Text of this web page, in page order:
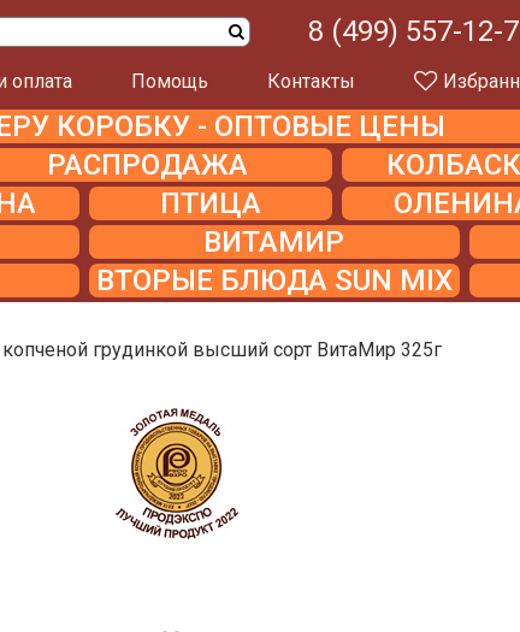
8 (499) 557-12-
оплата Помощь Контакты
КОРОБКУ - ОПТОВЫЕ ЦЕНЫ
РАСПРОДАЖА
ПТИЦА
ВИТАМИР
ВТОРЫЕ БЛЮДА SUN MIX
грудинкой высший сорт ВитаМир 325г